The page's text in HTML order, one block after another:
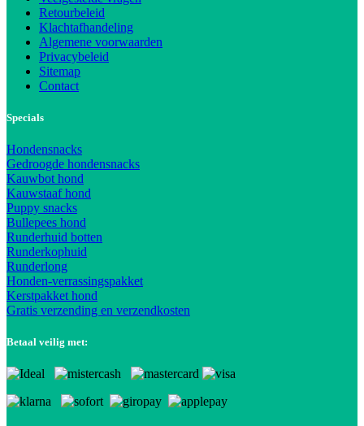
Retourbeleid
Klachtafhandeling
Algemene voorwaarden
Privacybeleid
Sitemap
Contact
Specials
Hondensnacks
Gedroogde hondensnacks
Kauwbot hond
Kauwstaaf hond
Puppy snacks
Bullepees hond
Runderhuid botten
Runderkophuid
Runderlong
Honden-verrassingspakket
Kerstpakket hond
Gratis verzending en verzendkosten
Betaal veilig met: